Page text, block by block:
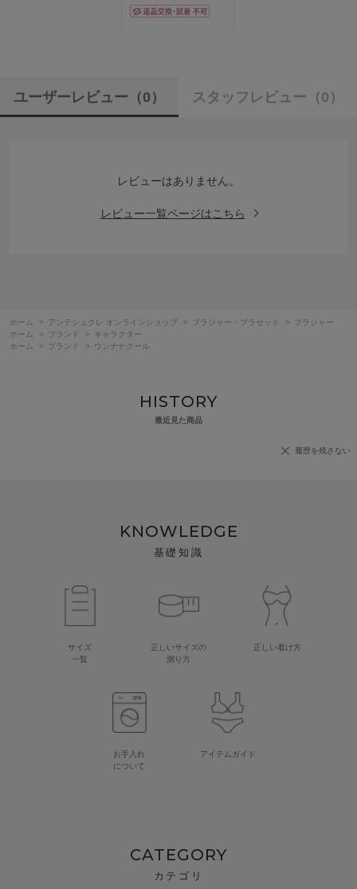
ユーザーレビュー （0） スタッフレビュー （0）
レビューはありません。
レビュー一覧ページはこちら
ホーム > アンテシュクレ オンラインショップ > ブラジャー・ブラセット >
ブラジャー
ホーム
> ブランド >
キャラクター
ホーム
> ブランド > ウンナナクール
HISTORY
最近見た商品
履歴を残さない
KNOWLEDGE
基礎知識
サイズ
一覧
正しいサイズの
測り方
正しい着け方
お手入れ
について
アイテムガイド
CATEGORY
カテゴリ